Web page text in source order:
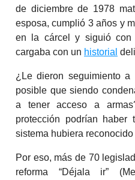
de diciembre de 1978
esposa, cumplió 3 años y
en la cárcel y siguió
cargaba con un historial
¿Le dieron seguimiento
posible que siendo
a tener acceso a
protección podrían
sistema hubiera
Por eso, más de 70
reforma “Déjala ir”